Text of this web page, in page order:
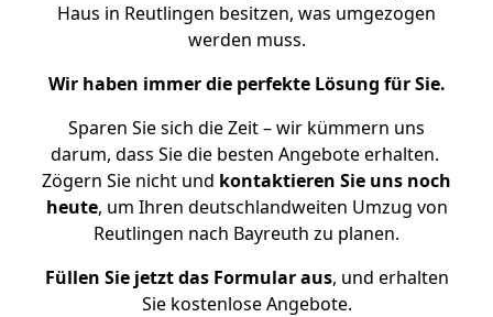
Haus in Reutlingen besitzen, was umgezogen
werden muss.
Wir haben immer die perfekte Lösung für Sie.
Sparen Sie sich die Zeit – wir kümmern uns
darum, dass Sie die besten Angebote erhalten.
Zögern Sie nicht und kontaktieren Sie uns noch
heute, um Ihren deutschlandweiten Umzug von
Reutlingen nach Bayreuth zu planen.
Füllen Sie jetzt das Formular aus, und erhalten
Sie kostenlose Angebote.